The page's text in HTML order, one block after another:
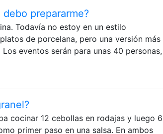
prepararme?
Todavía no estoy en un estilo
de porcelana, pero una versión más
eventos serán para unas 40 personas,
cocinar 12 cebollas en rodajas y luego 6
primer paso en una salsa. En ambos